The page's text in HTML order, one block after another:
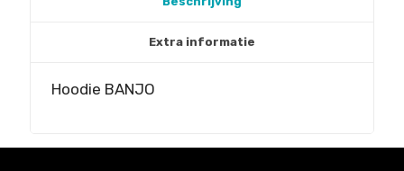
Extra informatie
Hoodie BANJO